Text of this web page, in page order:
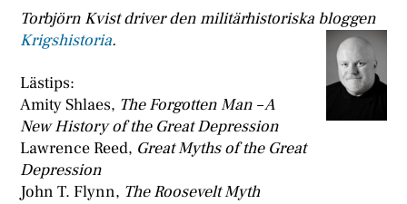
Torbjörn Kvist driver den militärhistoriska bloggen
Krigshistoria.
Lästips:
Amity Shlaes, The Forgotten Man – A
New History of the Great Depression
Lawrence Reed, Great Myths of the Great
Depression
John T. Flynn, The Roosevelt Myth